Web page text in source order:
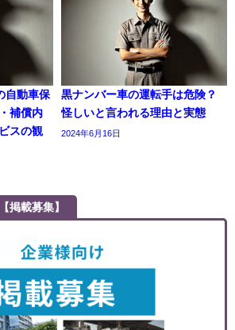
自動車保
補償内
スの観
黒ナンバー車の運転手は危険？
怪しいと言われる理由と実態
2024年6月16日
掲載募集】